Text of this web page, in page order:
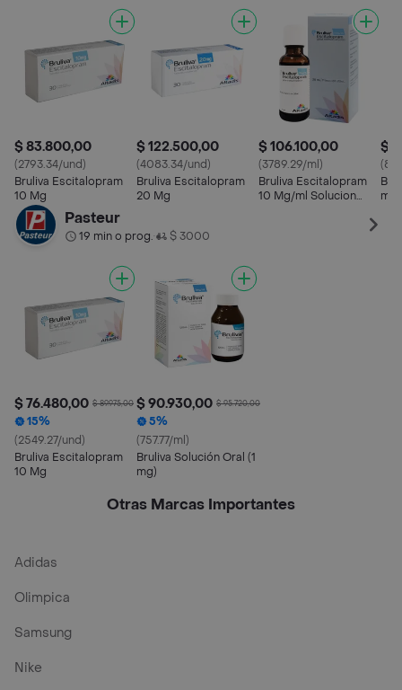
$ 83.800,00
(2793.34/und)
Bruliva Escitalopram
10 Mg
$ 122.500,00
(4083.34/und)
Bruliva Escitalopram
20 Mg
$ 106.100,00
(3789.29/ml)
Bruliva Escitalopram
10 Mg/ml Solucion
$
mg)
Pasteur
19 min o prog.• $ 3000
$ 76.480,00 $ 89.975,00
15%
(2549.27/und)
Bruliva Escitalopram
10 Mg
$ 90.930,00 $ 95.720,00
5%
(757.77/ml)
Bruliva Solución Oral (1
mg)
Otras Marcas Importantes
Adidas
Olimpica
Samsung
Nike